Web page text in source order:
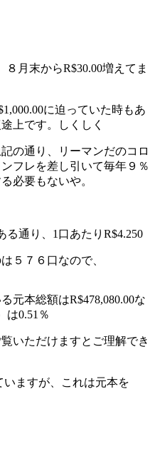
８月末からR$30.00増えてま
に迫っていた時もあ
上です。しくしく
の通り、リーマンだのコロ
フレを差し引いて毎年９％
必要もないや。
る通り、1口あたりR$4.250
５７６口なので、
元本総額はR$478,080.00な
は0.51％
いただけますとご理解でき
いますが、これは元本を